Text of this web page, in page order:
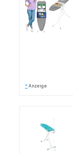
* Anzeige